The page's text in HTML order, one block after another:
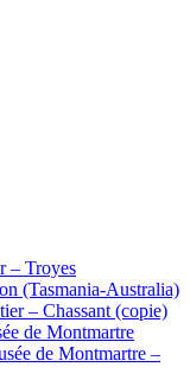
– Troyes
(Tasmania-Australia)
– Chassant (copie)
de Montmartre
de Montmartre –